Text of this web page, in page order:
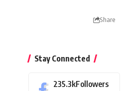
Share
Stay Connected
235.3kFollowers